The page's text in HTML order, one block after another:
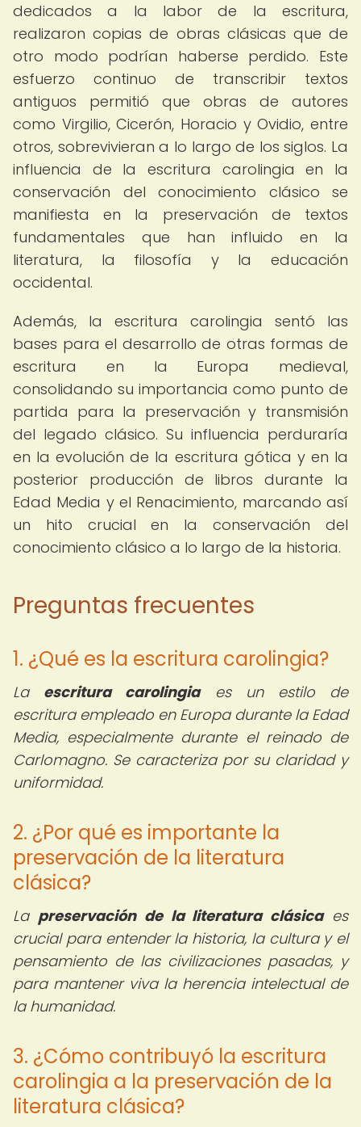
dedicados a la labor de la escritura,
realizaron copias de obras clásicas que de
otro modo podrían haberse perdido. Este
esfuerzo continuo de transcribir textos
antiguos permitió que obras de autores
como Virgilio, Cicerón, Horacio y Ovidio, entre
otros, sobrevivieran a lo largo de los siglos. La
influencia de la escritura carolingia en la
conservación del conocimiento clásico se
manifiesta en la preservación de textos
fundamentales que han influido en la
literatura, la filosofía y la educación
occidental.
Además, la escritura carolingia sentó las
bases para el desarrollo de otras formas de
escritura en la Europa medieval,
consolidando su importancia como punto de
partida para la preservación y transmisión
del legado clásico. Su influencia perduraría
en la evolución de la escritura gótica y en la
posterior producción de libros durante la
Edad Media y el Renacimiento, marcando así
un hito crucial en la conservación del
conocimiento clásico a lo largo de la historia.
Preguntas frecuentes
1. ¿Qué es la escritura carolingia?
La escritura carolingiaes un estilo de
escritura empleado en Europa durante la Edad
Media, especialmente durante el reinado de
Carlomagno. Se caracteriza por su claridad y
uniformidad.
2. ¿Por qué es importante la
preservación de la literatura
clásica?
La preservación de la literatura clásicaes
crucial para entender la historia, la cultura y el
pensamiento de las civilizaciones pasadas, y
para mantener viva la herencia intelectual de
la humanidad.
3. ¿Cómo contribuyó la escritura
carolingia a la preservación de la
literatura clásica?